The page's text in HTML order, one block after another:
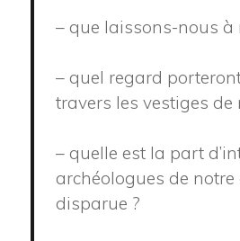
– que laissons-nous à
– quel regard
travers les vestiges de
– quelle est la part
archéologues de
disparue ?